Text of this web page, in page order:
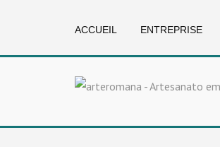
ACCUEIL ENTREPRISE